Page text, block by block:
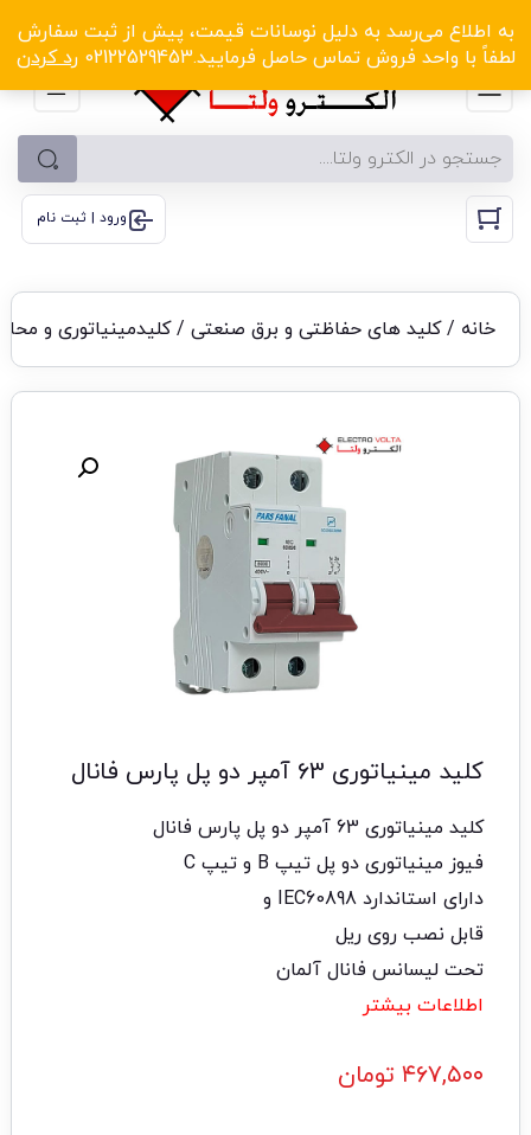
به اطلاع می‌رسد به دلیل نوسانات قیمت، پیش از ثبت سفارش
لطفاً با واحد فروش تماس حاصل فرمایید.02122529453
رد کردن
الکترو ولتا با تخفیف‌های شگفت‌انگیز! کلیک کنید
ورود | ثبت نام
خانه /کلید های حفاظتی و برق صنعتی/کلیدمینیاتوری و
کلید مینیاتوری 63 آمپر دو پل پارس فانال
کلید مینیاتوری 63 آمپر دو پل پارس فانال
فیوز مینیاتوری دو پل تیپ B و تیپ C
دارای استاندارد IEC60898 و
قابل نصب روی ریل
تحت لیسانس فانال آلمان
اطلاعات بیشتر
۴۶۷,۵۰۰ تومان